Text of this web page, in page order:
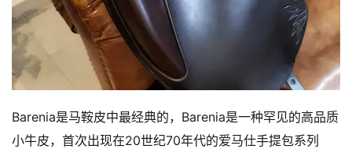
Barenia是马鞍皮中最经典的，Barenia是一种罕见的高品质
小牛皮，首次出现在20世纪70年代的爱马仕手提包系列